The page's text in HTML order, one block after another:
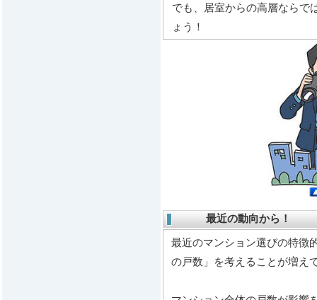
でも、居室からの高層ならで
ょう！
最近の動向から！
最近のマンション選びの特徴
の戸数」を考えることが増え